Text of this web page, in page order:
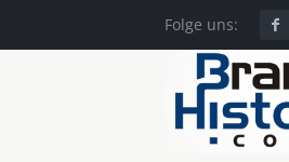
Folge uns: